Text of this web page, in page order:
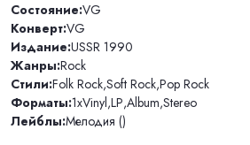
Состояние:VG
Конверт:VG
Издание:USSR 1990
Жанры:Rock
Стили:Folk Rock,Soft Rock,Pop Rock
Форматы:1xVinyl,LP,Album,Stereo
Лейблы:Мелодия ()